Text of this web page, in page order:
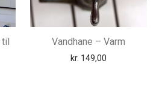
til
Vandhane – Varm
kr. 149,00